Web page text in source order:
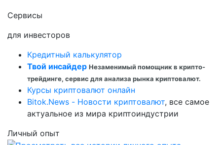
Сервисы
для инвесторов
Кредитный калькулятор
Твой инсайдер Незаменимый помощник в крипто-
трейдинге, сервис для анализа рынка криптовалют.
Курсы криптовалют онлайн
Bitok.News - Новости криптовалют, все самое
актуальное из мира криптоиндустрии
Личный опыт